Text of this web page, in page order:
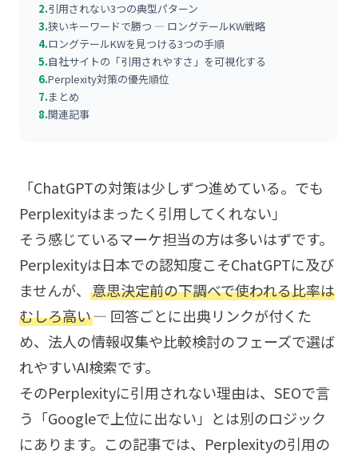
2.引用されない3つの典型パターン
3.狭いキーワードで勝つ — ロングテールKW戦略
4.ロングテールKWを見つける3つの手順
5.自社サイトの「引用されやすさ」を可視化する
6.Perplexity対策の優先順位
7.まとめ
8.関連記事
「ChatGPTの対策は少しずつ進めている。でも
Perplexityはまったく引用してくれない」
そう感じているマーケ担当の方は多いはずです。
Perplexityは日本での認知度こそChatGPTに及び
ませんが、 意思決定前の下調べで使われる比率は
むしろ高い— 回答ごとに出典リンクが付くた
め、法人の情報収集や比較検討のフェーズで選ば
れやすいAI検索です。
そのPerplexityに引用されない理由は、SEOで言
う「Googleで上位に出ない」とは別のロジック
にあります。この記事では、Perplexityの引用の